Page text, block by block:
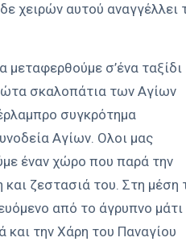
χειρών αυτού αναγγέλλει
σ’ένα ταξίδι
σκαλοπάτια των Αγίων
συγκρότημα
Αγίων. Ολοι μας
έναν χώρο που παρά την
ζεστασιά του. Στη μέση
από το άγρυπνο μάτι
την Χάρη του Παναγίου